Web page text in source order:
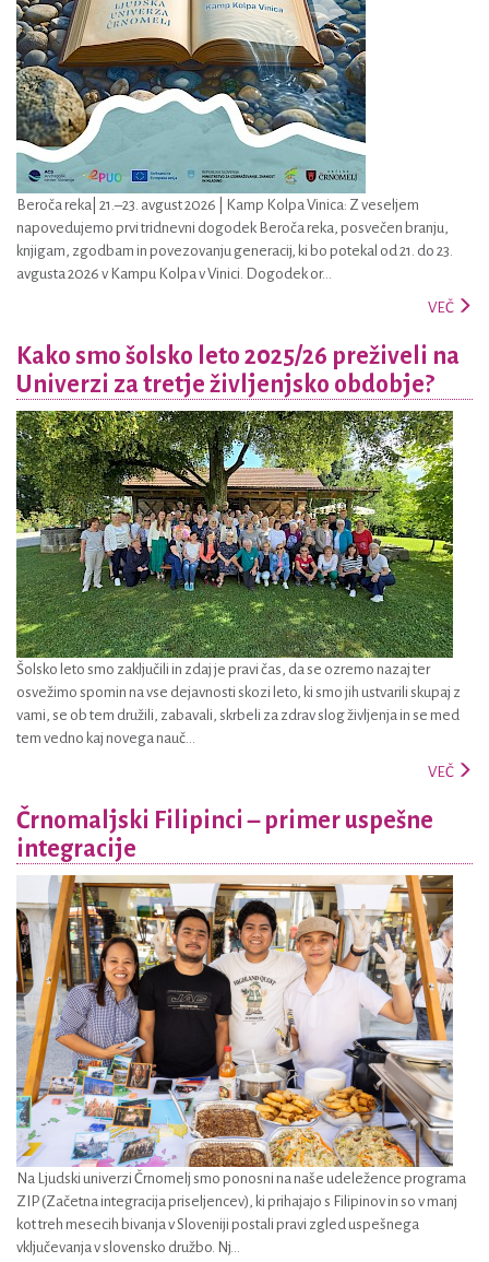
Beroča reka| 21.–23. avgust 2026 | Kamp Kolpa Vinica: Z veseljem
napovedujemo prvi tridnevni dogodek Beroča reka, posvečen branju,
knjigam, zgodbam in povezovanju generacij, ki bo potekal od 21. do 23.
avgusta 2026 v Kampu Kolpa v Vinici. Dogodek or...
VEČ
Kako smo šolsko leto 2025/26 preživeli na
Univerzi za tretje življenjsko obdobje?
Šolsko leto smo zaključili in zdaj je pravi čas, da se ozremo nazaj ter
osvežimo spomin na vse dejavnosti skozi leto, ki smo jih ustvarili skupaj z
vami, se ob tem družili, zabavali, skrbeli za zdrav slog življenja in se med
tem vedno kaj novega nauč...
VEČ
Črnomaljski Filipinci – primer uspešne
integracije
Na Ljudski univerzi Črnomelj smo ponosni na naše udeležence programa
ZIP (Začetna integracija priseljencev), ki prihajajo s Filipinov in so v manj
kot treh mesecih bivanja v Sloveniji postali pravi zgled uspešnega
vključevanja v slovensko družbo. Nj...